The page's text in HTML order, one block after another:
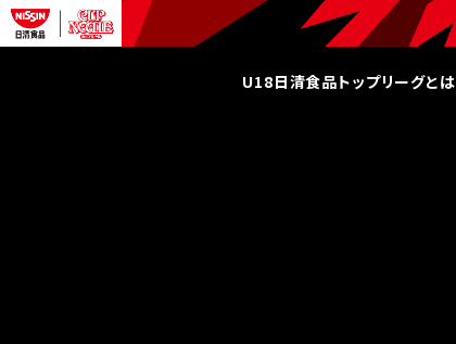
U18日清食品トップリーグとは